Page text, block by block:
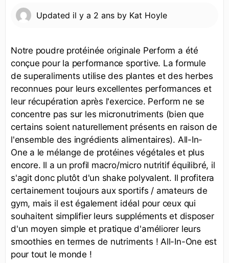
Updated il y a 2 ans by Kat Hoyle
Notre poudre protéinée originale Perform a été
conçue pour la performance sportive. La formule
de superaliments utilise des plantes et des herbes
reconnues pour leurs excellentes performances et
leur récupération après l'exercice. Perform ne se
concentre pas sur les micronutriments (bien que
certains soient naturellement présents en raison de
l'ensemble des ingrédients alimentaires). All-In-
One a le mélange de protéines végétales et plus
encore. Il a un profil macro/micro nutritif équilibré, il
s'agit donc plutôt d'un shake polyvalent. Il profitera
certainement toujours aux sportifs / amateurs de
gym, mais il est également idéal pour ceux qui
souhaitent simplifier leurs suppléments et disposer
d'un moyen simple et pratique d'améliorer leurs
smoothies en termes de nutriments ! All-In-One est
pour tout le monde !